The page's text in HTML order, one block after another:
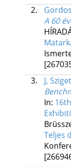
2.
A 60
3.
J,
In:
Teljes